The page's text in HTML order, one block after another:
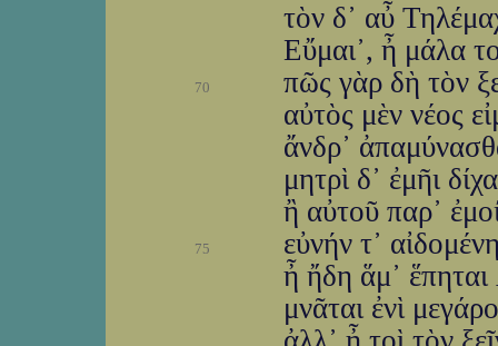
τὸν δ᾽ αὖ
Εὔμαι᾽, ἦ μάλα
70
πῶς γὰρ δὴ τὸν
αὐτὸς μὲν νέος
ἄνδρ᾽
μητρὶ δ᾽ ἐμῆι
ἢ αὐτοῦ παρ᾽
75
εὐνήν τ᾽
ἦ ἤδη ἅμ᾽ ἕπηται
μνᾶται ἐνὶ